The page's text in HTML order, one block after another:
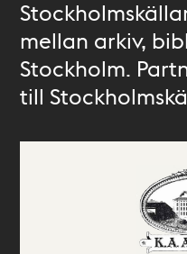
mellan arkiv,
Stockholm.
till